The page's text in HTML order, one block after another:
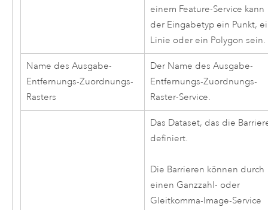
einem Feature-Service kann
der Eingabetyp ein Punkt,
Linie oder ein Polygon sein.
Name des Ausgabe-
Entfernungs-Zuordnungs-
Rasters
Der Name des Ausgabe-
Entfernungs-Zuordnungs-
Raster-Service.
Das Dataset, das die
definiert.
Die Barrieren können durch
einen Ganzzahl- oder
Gleitkomma-Image-Service